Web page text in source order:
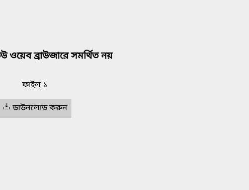
ওয়েব ব্রাউজারে সমর্থিত নয়
ফাইল ১
ডাউনলোড করুন